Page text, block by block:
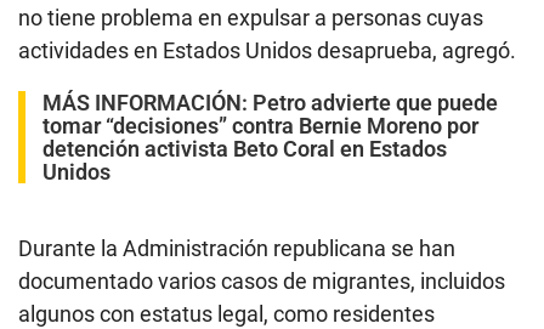
no tiene problema en expulsar a personas cuyas
actividades en Estados Unidos desaprueba, agregó.
MÁS INFORMACIÓN: Petro advierte que puede
tomar “decisiones” contra Bernie Moreno por
detención activista Beto Coral en Estados
Unidos
Durante la Administración republicana se han
documentado varios casos de migrantes, incluidos
algunos con estatus legal, como residentes